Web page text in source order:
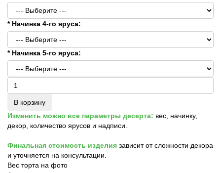
* Начинка 4-го яруса:
* Начинка 5-го яруса:
В корзину
Изменить можно все параметры десерта: вес, начинку,
декор, количество ярусов и надписи.
Финальная стоимость изделия зависит от сложности декора
и уточняется на консультации.
Вес торта на фото